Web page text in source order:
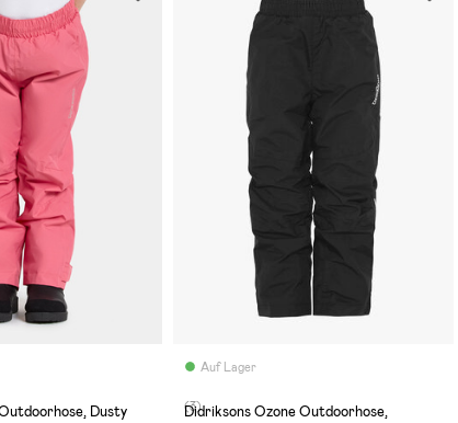
Dusty
Auf Lager
(3)
Didriksons Ozone Outdoorhose,